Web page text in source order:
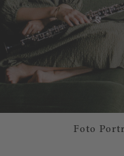
Foto